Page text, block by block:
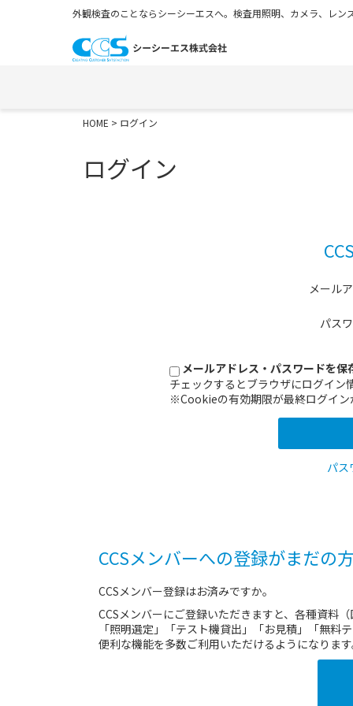
外観検査のことならシーシーエスへ。検査用照明、カメラ、レン
HOME > ログイン
ログイン
メール
パス
メールアドレス・パスワードを保
チェックするとブラウザにログイン
※Cookieの有効期限が最終ログイン
パス
CCSメンバーへの登録がまだの方
CCSメンバー登録はお済みですか。
CCSメンバーにご登録いただきますと、各種資料
「照明選定」「テスト機貸出」「お見積」「無料
便利な機能を多数ご利用いただけるようになります